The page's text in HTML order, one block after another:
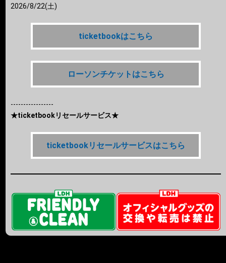
2026/8/22(土)
ticketbookはこちら
ローソンチケットはこちら
-----------------
★ticketbookリセールサービス★
ticketbookリセールサービスはこちら